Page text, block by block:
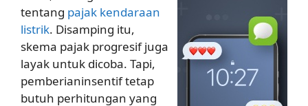
tentang pajak kendaraan
listrik. Disamping itu,
skema pajak progresif juga
layak untuk dicoba. Tapi,
pemberianinsentif tetap
butuh perhitungan yang